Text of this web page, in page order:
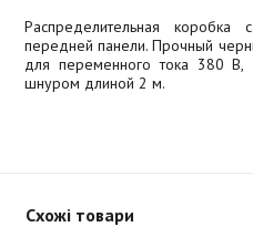
Распределительная
передней панели. Прочный
для переменного тока 380 В,
шнуром длиной 2 м.
Схожі товари